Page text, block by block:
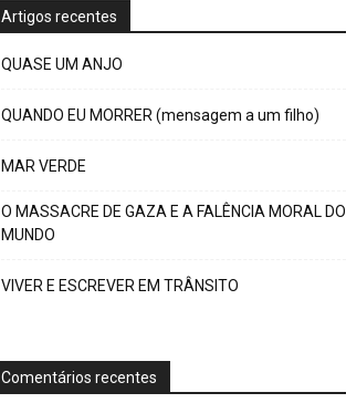
Artigos recentes
QUASE UM ANJO
QUANDO EU MORRER (mensagem a um filho)
MAR VERDE
O MASSACRE DE GAZA E A FALÊNCIA MORAL DO
MUNDO
VIVER E ESCREVER EM TRÂNSITO
Comentários recentes